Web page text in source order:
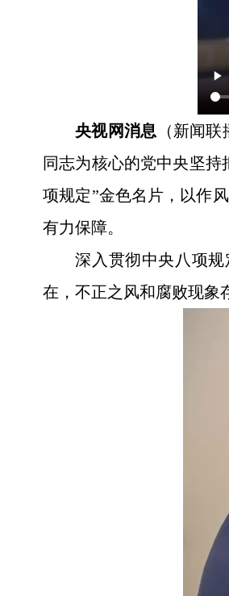
央视网消息 （新闻
同志为核心的党中央坚
项规定”金色名片，以作
有力保障。
深入贯彻中央八项
在，不正之风和腐败现象